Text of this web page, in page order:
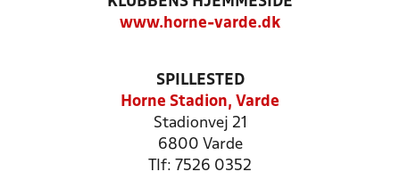
www.horne-varde.dk
SPILLESTED
Horne Stadion, Varde
Stadionvej 21
6800 Varde
Tlf: 7526 0352